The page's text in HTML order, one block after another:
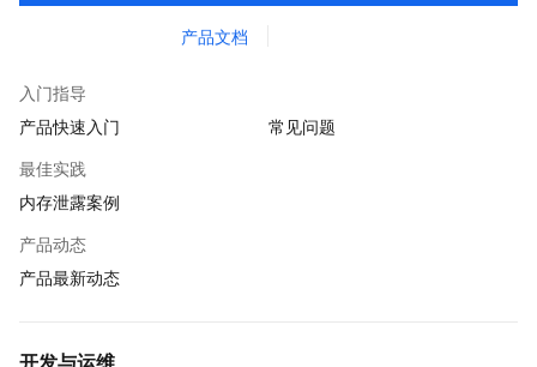
产品文档
入门指导
产品快速入门
常见问题
最佳实践
内存泄露案例
产品动态
产品最新动态